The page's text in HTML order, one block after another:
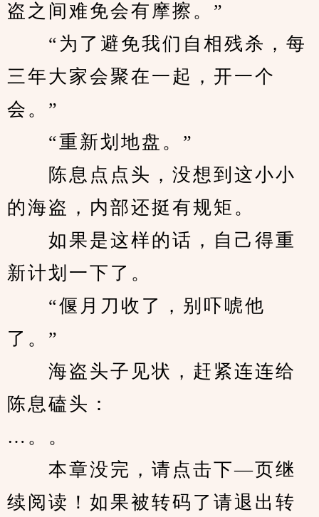
盗之间难免会有摩擦。”
“为了避免我们自相残杀，每
三年大家会聚在一起，开一个
会。”
“重新划地盘。”
陈息点点头，没想到这小小
的海盗，内部还挺有规矩。
如果是这样的话，自己得重
新计划一下了。
“偃月刀收了，别吓唬他
了。”
海盗头子见状，赶紧连连给
陈息磕头：
…。。
本章没完，请点击下—页继
续阅读！如果被转码了请退出转